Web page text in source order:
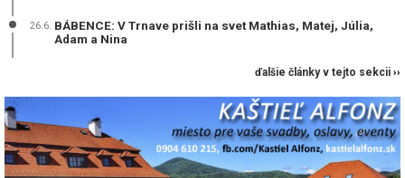
26.6. BÁBENCE: V Trnave prišli na svet Mathias, Matej, Júlia,
Adam a Nina
ďalšie články v tejto sekcii ››